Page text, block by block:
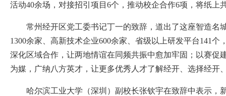
活动40余场，对接招引项目6个，推动校企合作6项，将纸上
常州经开区党工委书记丁一的致辞，道出了这座智造名
1300余家、高新技术企业600余家、省级以上研发平台141
深化区域合作，让两地情谊在同频共振中愈加牢固；以赛
为媒，广纳八方英才，让更多优秀人才了解经开、选择经开
哈尔滨工业大学（深圳）副校长张钦宇在致辞中表示